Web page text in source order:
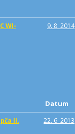
WI-
9. 8. 2014
Datum
II.
22. 6. 2013